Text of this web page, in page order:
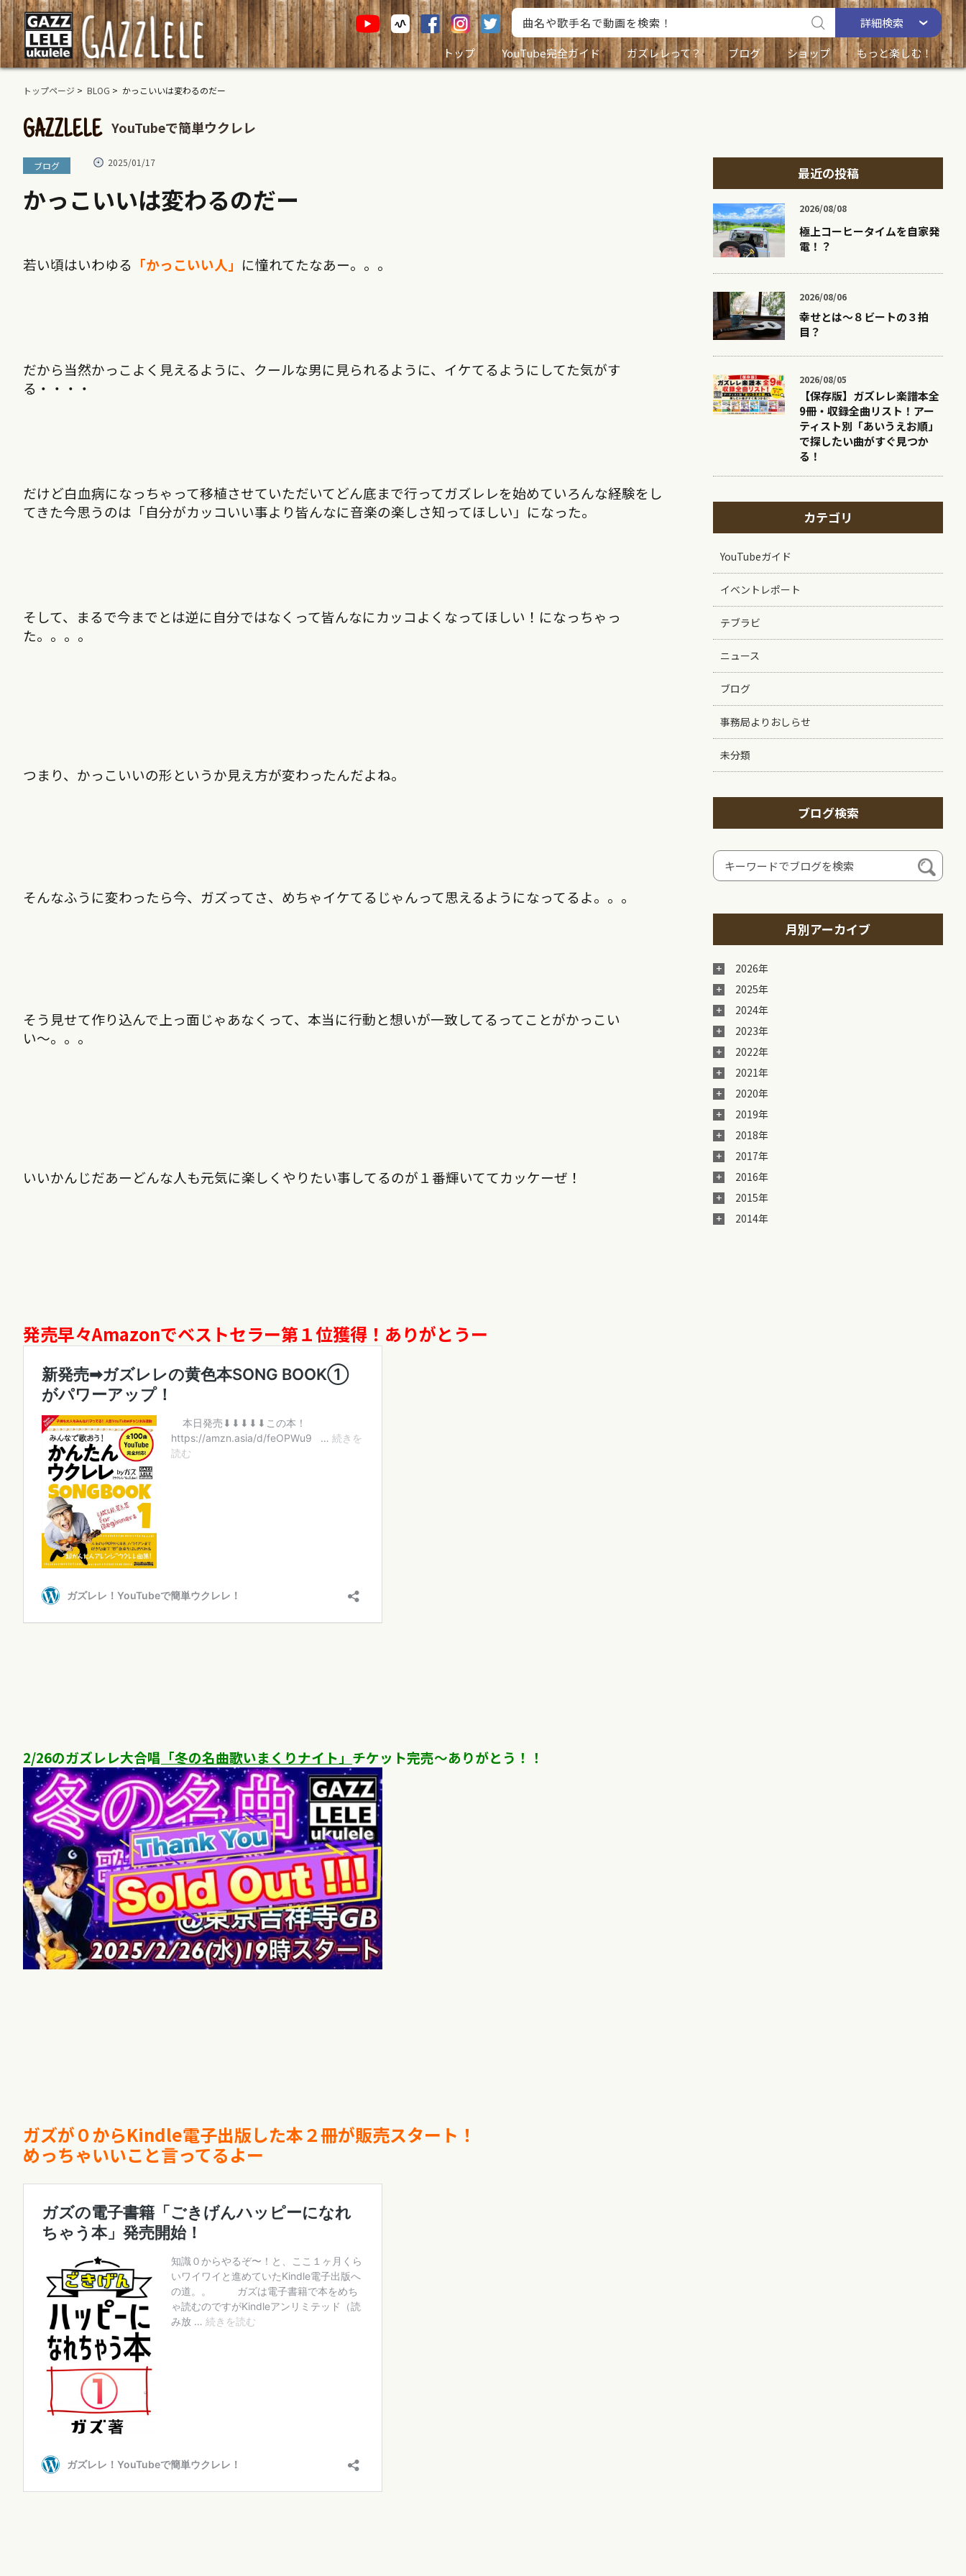
詳細検索
トップ
YouTube完全ガイド ガズレレって？ ブログ ショップ もっと楽しむ！
トップページ > BLOG > かっこいいは変わるのだー
GAZZLELE YouTubeで簡単ウクレレ
ブログ 2025/01/17
かっこいいは変わるのだー
若い頃はいわゆる 「かっこいい人」 に憧れてたなあー。。。
だから当然かっこよく見えるように、クールな男に見られるように、イケてるようにしてた気がす
る・・・・
だけど白血病になっちゃって移植させていただいてどん底まで行ってガズレレを始めていろんな経験をし
てきた今思うのは「自分がカッコいい事より皆んなに音楽の楽しさ知ってほしい」になった。
そして、まるで今までとは逆に自分ではなくって皆んなにカッコよくなってほしい！になっちゃっ
た。。。。
つまり、かっこいいの形というか見え方が変わったんだよね。
そんなふうに変わったら今、ガズってさ、めちゃイケてるじゃんって思えるようになってるよ。。。
そう見せて作り込んで上っ面じゃあなくって、本当に行動と想いが一致してるってことがかっこい
い〜。。。
いいかんじだあーどんな人も元気に楽しくやりたい事してるのが１番輝いててカッケーぜ！
発売早々Amazonでベストセラー第１位獲得！ありがとうー
2/26のガズレレ大合唱 「冬の名曲歌いまくりナイト」 チケット完売〜ありがとう！！
ガズが０からKindle電子出版した本２冊が販売スタート！
めっちゃいいこと言ってるよー
最近の投稿
2026/08/08
極上コーヒータイムを自家発
電！？
2026/08/06
幸せとは〜８ビートの３拍
目？
2026/08/05
【保存版】ガズレレ楽譜本全
9冊・収録全曲リスト！アー
ティスト別「あいうえお順」
で探したい曲がすぐ見つか
る！
カテゴリ
YouTubeガイド
イベントレポート
テブラビ
ニュース
ブログ
事務局よりおしらせ
未分類
ブログ検索
月別アーカイブ
2026年
2025年
2024年
2023年
2022年
2021年
2020年
2019年
2018年
2017年
2016年
2015年
2014年